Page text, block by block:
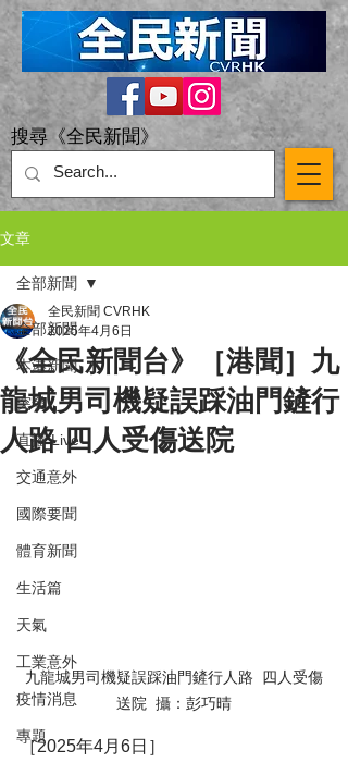
搜尋《全民新聞》
文章
全部新聞
本港新聞
突發
直播 Live
交通意外
國際要聞
體育新聞
生活篇
天氣
工業意外
疫情消息
專題
全部新聞
《全民新聞台》［港聞］九
龍城男司機疑誤踩油門鏟行
人路 四人受傷送院
全民新聞 CVRHK
2025年4月6日
九龍城男司機疑誤踩油門鏟行人路  四人受傷
送院  攝：彭巧晴
［2025年4月6日］